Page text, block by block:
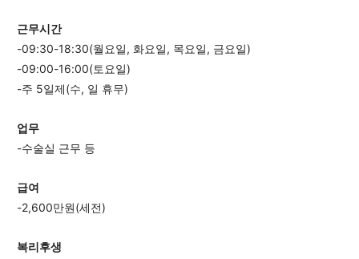
근무시간
-09:30-18:30(월요일, 화요일, 목요일, 금요일)
-09:00-16:00(토요일)
-주 5일제(수, 일 휴무)
업무
-수술실 근무 등
급여
-2,600만원(세전)
복리후생